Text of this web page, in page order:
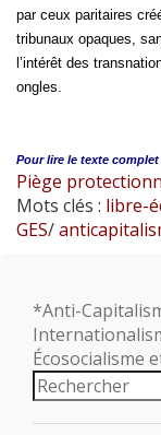
par ceux paritaires
tribunaux opaques,
l’intérêt des
ongles.
Pour lire le texte complet
Piège
Mots clés : libre-
GES/
*Anti-
Écosocialisme